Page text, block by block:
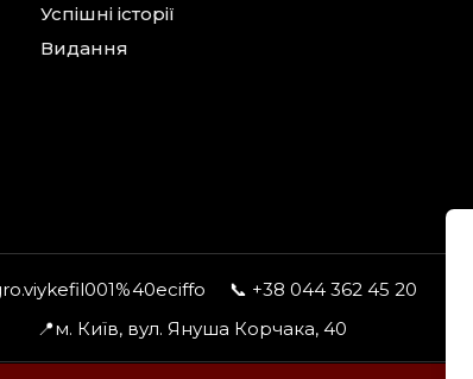
Успішні історії
Видання
📞 +38 044 362 45 20
📍м. Київ, вул. Януша Корчака, 40